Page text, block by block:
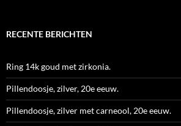
RECENTE BERICHTEN
Ring 14k goud met zirkonia.
Pillendoosje, zilver, 20e eeuw.
Pillendoosje, zilver met carneool, 20e eeuw.